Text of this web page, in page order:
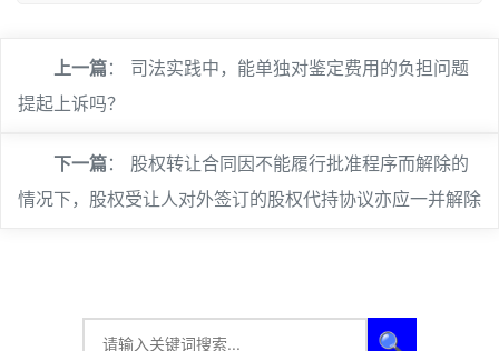
上一篇： 司法实践中，能单独对鉴定费用的负担问题
提起上诉吗？
下一篇： 股权转让合同因不能履行批准程序而解除的
情况下，股权受让人对外签订的股权代持协议亦应一并解除
🔍